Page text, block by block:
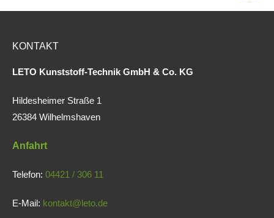
KONTAKT
LETO Kunststoff-Technik GmbH & Co. KG
Hildesheimer Straße 1
26384 Wilhelmshaven
Anfahrt
Telefon: 04421 / 306 11
E-Mail: kontakt@leto.de